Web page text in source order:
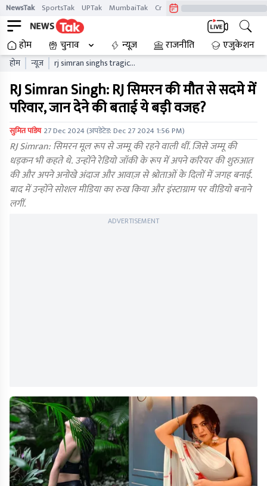
NewsTak SportsTak UPTak MumbaiTak CrimeTak
होम चुनाव न्यूज़ राजनीति एजुकेशन
होम न्यूज़
rj simran singhs tragic
reveals the heartbreaking
reason
RJ Simran Singh: RJ सिमरन की मौत से सदमे में
परिवार, जान देने की बताई ये बड़ी वजह?
सुमित पांडेय 27 Dec 2024(अपडेटेड:Dec 27 2024 1:56 PM)
RJ Simran: सिमरन मूल रूप से जम्मू की रहने वाली थीं. जिसे जम्मू की
धड़कन भी कहते थे. उन्होंने रेडियो जॉकी के रूप में अपने करियर की शुरुआत
की और अपने अनोखे अंदाज और आवाज़ से श्रोताओं के दिलों में जगह बनाई.
बाद में उन्होंने सोशल मीडिया का रुख किया और इंस्टाग्राम पर वीडियो बनाने
लगीं.
ADVERTISEMENT